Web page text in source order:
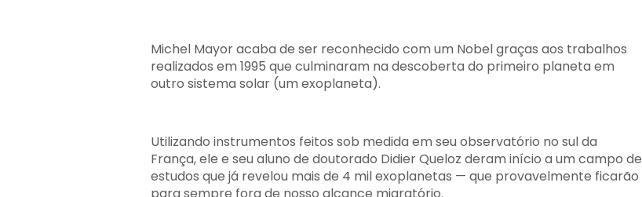
Michel Mayor acaba de ser reconhecido com um Nobel graças aos trabalhos
realizados em 1995 que culminaram na descoberta do primeiro planeta em
outro sistema solar (um exoplaneta).
Utilizando instrumentos feitos sob medida em seu observatório no sul da
França, ele e seu aluno de doutorado Didier Queloz deram início a um campo de
estudos que já revelou mais de 4 mil exoplanetas — que provavelmente ficarão